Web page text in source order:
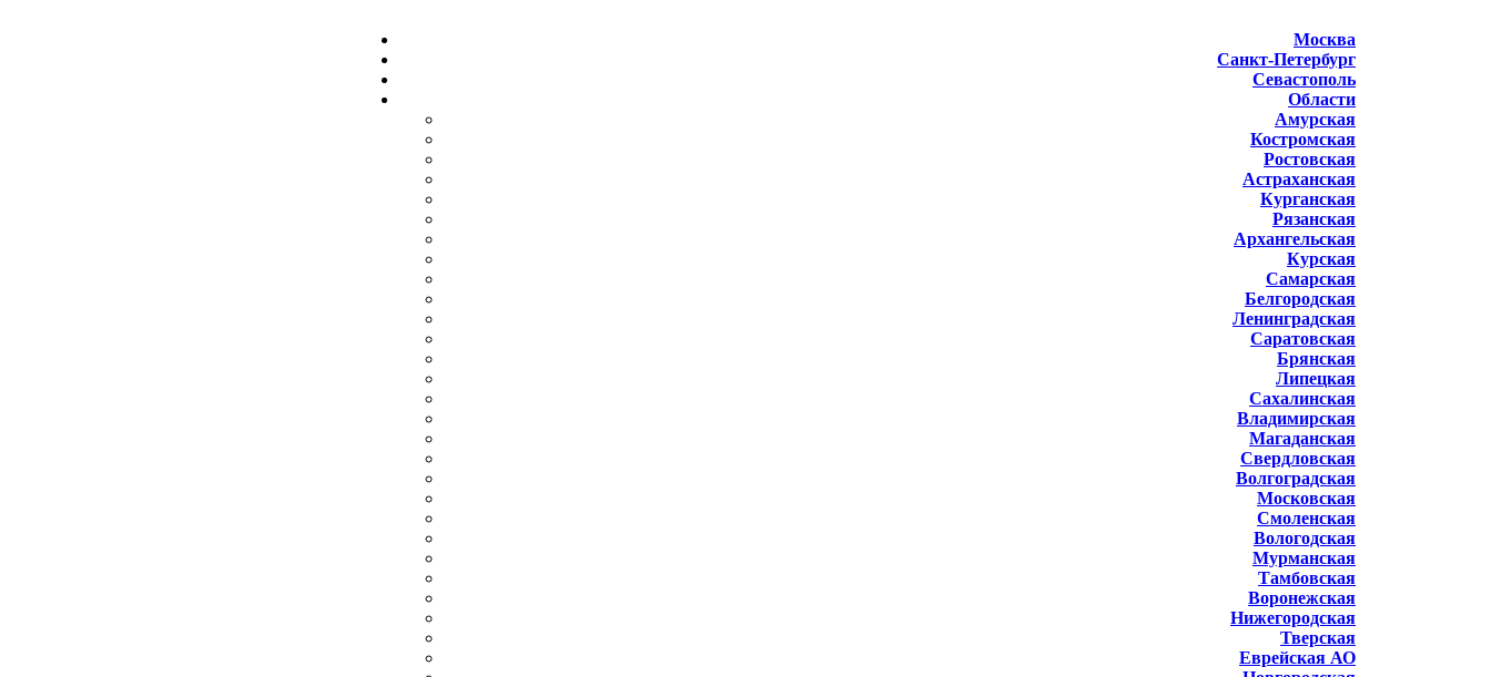
Москва
Санкт-Петербург
Севастополь
Области
Амурская
Костромская
Ростовская
Астраханская
Курганская
Рязанская
Архангельская
Курская
Самарская
Белгородская
Ленинградская
Саратовская
Брянская
Липецкая
Сахалинская
Владимирская
Магаданская
Свердловская
Волгоградская
Московская
Смоленская
Вологодская
Мурманская
Тамбовская
Воронежская
Нижегородская
Тверская
Еврейская АО